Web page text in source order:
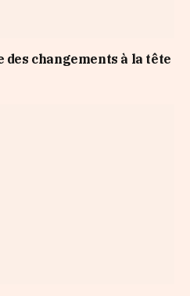
des changements à la tête